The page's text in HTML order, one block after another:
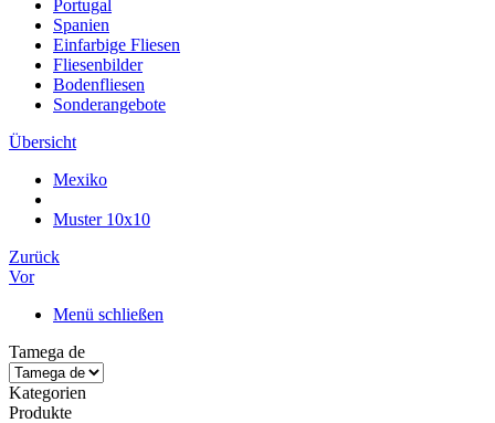
Portugal
Spanien
Einfarbige Fliesen
Fliesenbilder
Bodenfliesen
Sonderangebote
Übersicht
Mexiko
Muster 10x10
Zurück
Vor
Menü schließen
Tamega de
Kategorien
Produkte